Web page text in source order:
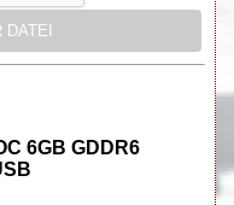
6GB GDDR6